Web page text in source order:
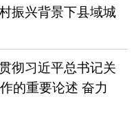
振兴背景下县域城
彻习近平总书记关
的重要论述 奋力